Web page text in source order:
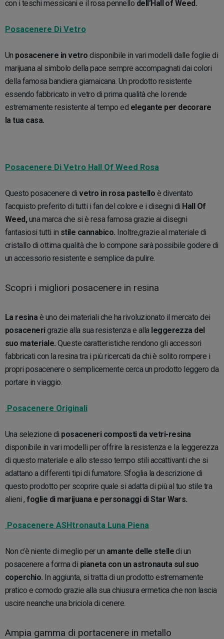
con i teschi messicani e il rosa pennello dell’Hall of Weed.
Posacenere Di Vetro
Un posacenere in vetro disponibile in vari modelli dalle foglie di
marijuana al simbolo della pace sempre accompagnati dai colori
della famosa bandiera giamaicana. Un prodotto resistente
essendo fabbricato in vetro di prima qualità che lo rende
estremamente resistente al tempo ed elegante per decorare
la tua casa.
Posacenere Di Vetro Hall Of Weed Rosa
Questo posacenere divetro in rosa pastello è diventato
l’acquisto preferito di tutti i fan del colore e i disegni di Hall Of
Weed,una marca che si è resa famosa grazie ai disegni
fantasiosi tutti in stile cannabico. Inoltre,grazie al materiale di
cristallo di ottima qualità che lo compone sarà possibile godere di
un accessorio resistente e semplice da pulire.
Scopri i migliori posacenere in resina
La resina è uno dei materiali che ha rivoluzionato il mercato dei
posacenerigrazie alla sua resistenza e alla leggerezza del
suo materiale. Queste caratteristiche rendono gli accessori
fabbricati con la resina tra i più ricercati da chi è solito rompere i
propri posacenere o semplicemente cerca un prodotto leggero da
portare in viaggio.
Posacenere Originali
Una selezione di posaceneri composti da vetri-resina
disponibile in vari modelli per offrire la resistenza e la leggerezza
di questo materiale e allo stesso tempo stili accattivanti che si
adattano a differenti tipi di fumatore. Sfoglia la descrizione di
questo prodotto per scoprire quale si adatta di più al tuo stile tra
alieni , foglie di marijuana e personaggi di Star Wars.
Posacenere ASHtronauta Luna Piena
Non c’è niente di meglio per un amante delle stelledi un
posacenere a forma di pianeta con un astronauta sul suo
coperchio. In aggiunta, si tratta di un prodotto estremamente
pratico e comodo grazie alla sua chiusura ermetica che non lascia
uscire neanche una briciola di cenere.
Ampia gamma di portacenere in metallo